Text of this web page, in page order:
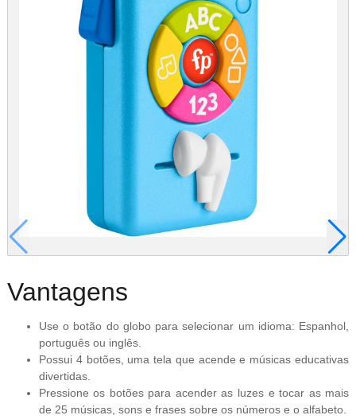
Vantagens
Use o botão do globo para selecionar um idioma: Espanhol,
português ou inglês.
Possui 4 botões, uma tela que acende e músicas educativas
divertidas.
Pressione os botões para acender as luzes e tocar as mais
de 25 músicas, sons e frases sobre os números e o alfabeto.